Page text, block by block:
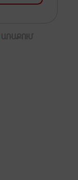
ԱՌԱՔՈՒՄ